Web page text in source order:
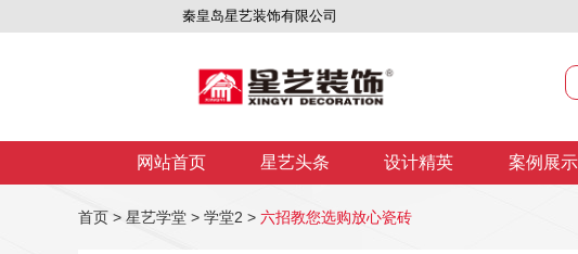
秦皇岛星艺装饰有限公司
网站首页 星艺头条 设计精英 案例展示
首页 > 星艺学堂 > 学堂2 > 六招教您选购放心瓷砖